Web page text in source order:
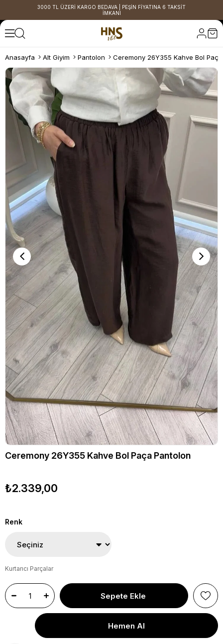
3000 TL ÜZERİ KARGO BEDAVA | PEŞİN FİYATINA 6 TAKSİT
İMKANI
Anasayfa Alt Giyim Pantolon Ceremony 26Y355 Kahve Bol
Ceremony 26Y355 Kahve Bol Paça Pantolon
₺2.339,00
Renk
Kurtarıcı Parçalar